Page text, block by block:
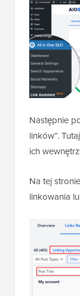
Następnie
linków”.
ich
Na tej
linkowania